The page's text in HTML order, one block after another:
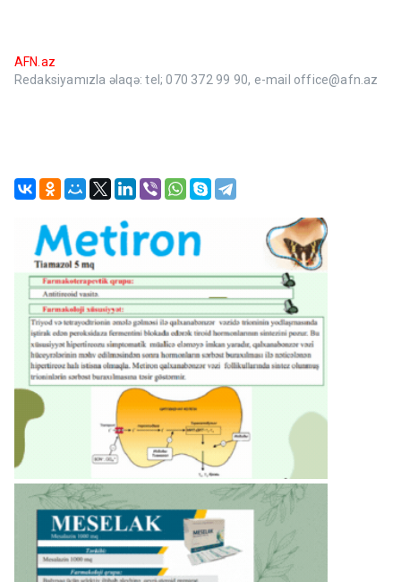
AFN.az
Redaksiyamızla əlaqə: tel; 070 372 99 90, e-mail office@afn.az